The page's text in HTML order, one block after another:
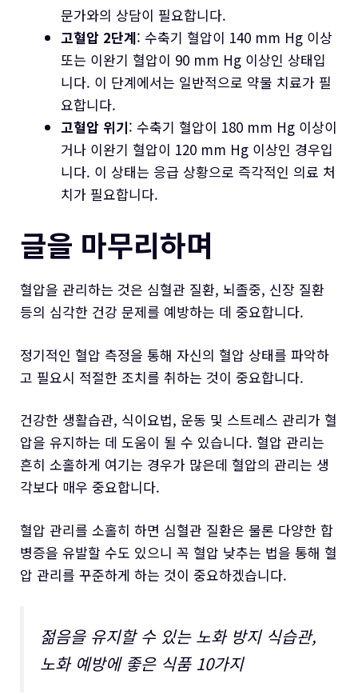
문가와의 상담이 필요합니다.
고혈압 2단계: 수축기 혈압이 140 mm Hg 이상
또는 이완기 혈압이 90 mm Hg 이상인 상태입
니다. 이 단계에서는 일반적으로 약물 치료가 필
요합니다.
고혈압 위기: 수축기 혈압이 180 mm Hg 이상이
거나 이완기 혈압이 120 mm Hg 이상인 경우입
니다. 이 상태는 응급 상황으로 즉각적인 의료 처
치가 필요합니다.
글을 마무리하며
혈압을 관리하는 것은 심혈관 질환, 뇌졸중, 신장 질환
등의 심각한 건강 문제를 예방하는 데 중요합니다.
정기적인 혈압 측정을 통해 자신의 혈압 상태를 파악하
고 필요시 적절한 조치를 취하는 것이 중요합니다.
건강한 생활습관, 식이요법, 운동 및 스트레스 관리가 혈
압을 유지하는 데 도움이 될 수 있습니다. 혈압 관리는
흔히 소홀하게 여기는 경우가 많은데 혈압의 관리는 생
각보다 매우 중요합니다.
혈압 관리를 소홀히 하면 심혈관 질환은 물론 다양한 합
병증을 유발할 수도 있으니 꼭 혈압 낮추는 법을 통해 혈
압 관리를 꾸준하게 하는 것이 중요하겠습니다.
젊음을 유지할 수 있는 노화 방지 식습관,
노화 예방에 좋은 식품 10가지